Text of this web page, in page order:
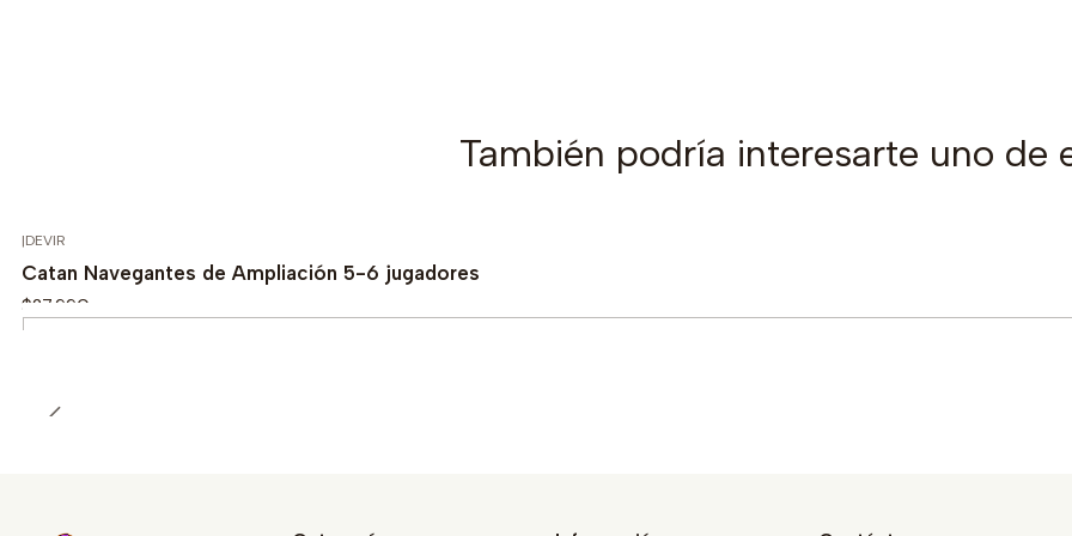
También podría interesarte uno de
|DEVIR
Catan Navegantes de Ampliación 5-6 jugadores
$27.990